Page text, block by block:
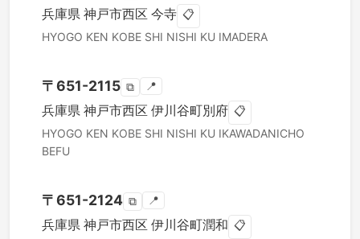
兵庫県 神戸市西区 今寺 📋
HYOGO KEN KOBE SHI NISHI KU IMADERA
〒651-2115 ⧉ 📍
兵庫県 神戸市西区 伊川谷町別府 📋
HYOGO KEN KOBE SHI NISHI KU IKAWADANICHO
BEFU
〒651-2124 ⧉ 📍
兵庫県 神戸市西区 伊川谷町潤和 📋